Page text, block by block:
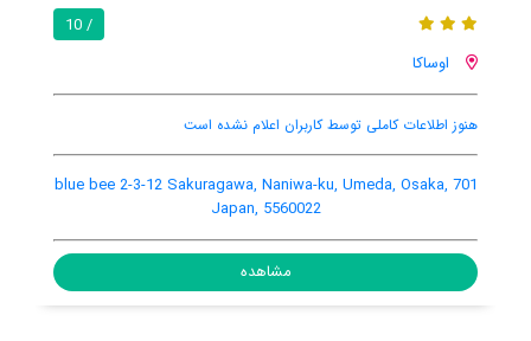
/ 10
اوساکا
هنوز اطلاعات کاملی توسط کاربران اعلام نشده است
701 blue bee 2-3-12 Sakuragawa, Naniwa-ku, Umeda, Osaka,
Japan, 5560022
مشاهده